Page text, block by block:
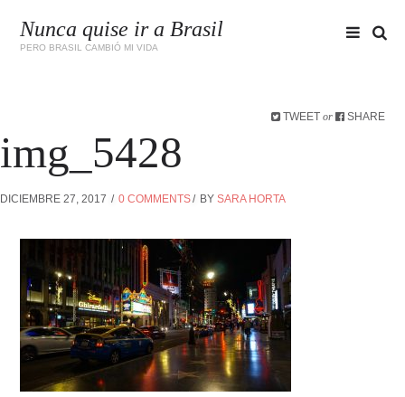
Nunca quise ir a Brasil
PERO BRASIL CAMBIÓ MI VIDA
TWEET or SHARE
img_5428
DICIEMBRE 27, 2017 0 COMMENTS BY SARA HORTA